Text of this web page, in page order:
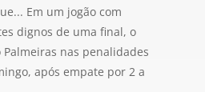
Em um jogão com
dignos de uma final, o
Palmeiras nas penalidades
após empate por 2 a